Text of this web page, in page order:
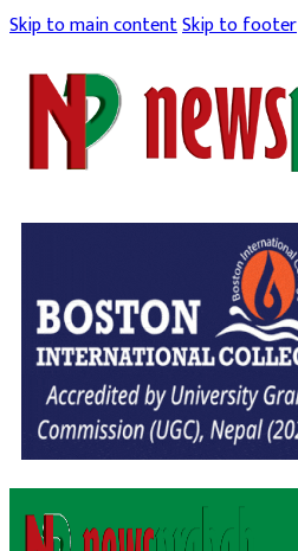
Skip to main contentSkip to footer